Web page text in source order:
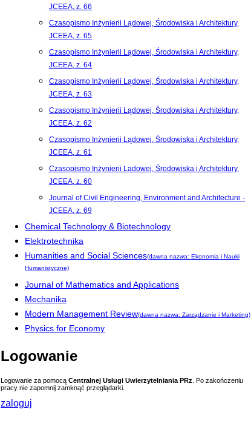
JCEEA, z. 66
Czasopismo Inżynierii Lądowej, Środowiska i Architektury,
JCEEA, z. 65
Czasopismo Inżynierii Lądowej, Środowiska i Architektury,
JCEEA, z. 64
Czasopismo Inżynierii Lądowej, Środowiska i Architektury,
JCEEA, z. 63
Czasopismo Inżynierii Lądowej, Środowiska i Architektury,
JCEEA, z. 62
Czasopismo Inżynierii Lądowej, Środowiska i Architektury,
JCEEA, z. 61
Czasopismo Inżynierii Lądowej, Środowiska i Architektury,
JCEEA, z. 60
Journal of Civil Engineering, Environment and Architecture -
JCEEA, z. 69
Chemical Technology & Biotechnology
Elektrotechnika
Humanities and Social Sciences(dawna nazwa: Ekonomia i Nauki
Humanistyczne)
Journal of Mathematics and Applications
Mechanika
Modern Management Review(dawna nazwa: Zarządzanie i Marketing)
Physics for Economy
Logowanie
Logowanie za pomocą Centralnej Usługi Uwierzytelniania PRz . Po zakończeniu
pracy nie zapomnij zamknąć przeglądarki.
zaloguj